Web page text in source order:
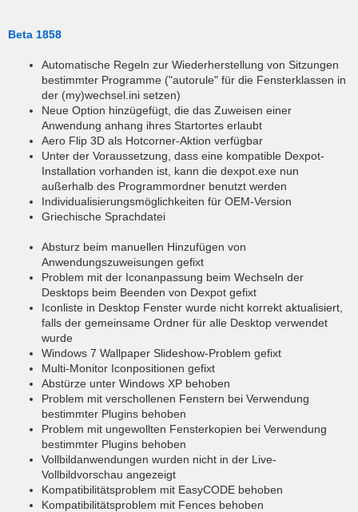
Beta 1858
Automatische Regeln zur Wiederherstellung von Sitzungen
bestimmter Programme ("autorule" für die Fensterklassen in
der (my)wechsel.ini setzen)
Neue Option hinzügefügt, die das Zuweisen einer
Anwendung anhang ihres Startortes erlaubt
Aero Flip 3D als Hotcorner-Aktion verfügbar
Unter der Voraussetzung, dass eine kompatible Dexpot-
Installation vorhanden ist, kann die dexpot.exe nun
außerhalb des Programmordner benutzt werden
Individualisierungsmöglichkeiten für OEM-Version
Griechische Sprachdatei
Absturz beim manuellen Hinzufügen von
Anwendungszuweisungen gefixt
Problem mit der Iconanpassung beim Wechseln der
Desktops beim Beenden von Dexpot gefixt
Iconliste in Desktop Fenster wurde nicht korrekt aktualisiert,
falls der gemeinsame Ordner für alle Desktop verwendet
wurde
Windows 7 Wallpaper Slideshow-Problem gefixt
Multi-Monitor Iconpositionen gefixt
Abstürze unter Windows XP behoben
Problem mit verschollenen Fenstern bei Verwendung
bestimmter Plugins behoben
Problem mit ungewollten Fensterkopien bei Verwendung
bestimmter Plugins behoben
Vollbildanwendungen wurden nicht in der Live-
Vollbildvorschau angezeigt
Kompatibilitätsproblem mit EasyCODE behoben
Kompatibilitätsproblem mit Fences behoben